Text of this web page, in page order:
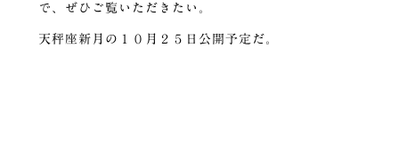
で、ぜひご覧いただきたい。
天秤座新月の１０月２５日公開予定だ。